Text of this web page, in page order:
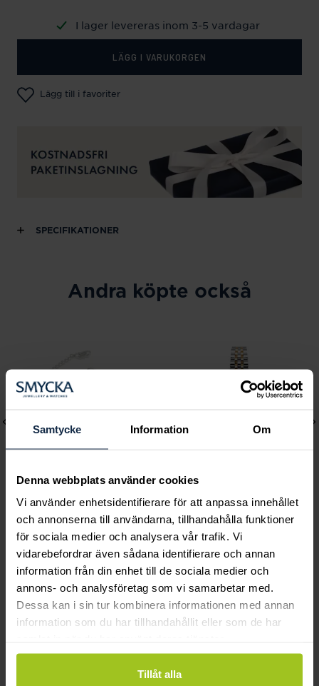
Samtycke Information Om
Denna webbplats använder cookies
Vi använder enhetsidentifierare för att anpassa innehållet
och annonserna till användarna, tillhandahålla funktioner
för sociala medier och analysera vår trafik. Vi
vidarebefordrar även sådana identifierare och annan
information från din enhet till de sociala medier och
annons- och analysföretag som vi samarbetar med.
Dessa kan i sin tur kombinera informationen med annan
information som du har tillhandahållit eller som de har
Tillåt alla
I lager levereras inom 3-5 vardagar
LÄGG I VARUKORGEN
Lägg till i favoriter
SPECIFIKATIONER
Andra köpte också
Lily and Rose
Emily pearl bracelet -
Ivory
Pris:349 kr
349 kr
Mockberg
Royal Watch 28 mm
Pris:2 399 kr
2 399 kr